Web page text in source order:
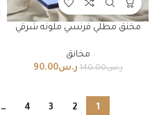
مخنق مطلي فرنسي ملونه شرقي
مخانق
ر.س140.00 ر.س90.00
1
2
3
4
…